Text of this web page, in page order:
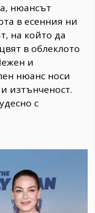
нюансът
в есенния ни
на който да
в облеклото
и
нюанс носи
изтънченост.
с